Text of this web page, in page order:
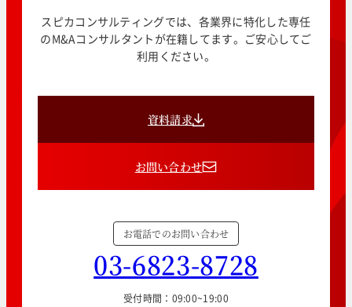
スピカコンサルティングでは、各業界に特化した専任
のM&Aコンサルタントが在籍してます。ご安心してご
利用ください。
資料請求
お問い合わせ
お電話でのお問い合わせ
03-6823-8728
受付時間：09:00~19:00